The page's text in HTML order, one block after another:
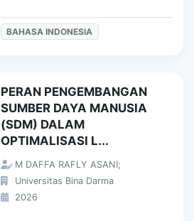
BAHASA INDONESIA
PERAN PENGEMBANGAN
SUMBER DAYA MANUSIA
(SDM) DALAM
OPTIMALISASI L...
M DAFFA RAFLY ASANI;
Universitas Bina Darma
2026